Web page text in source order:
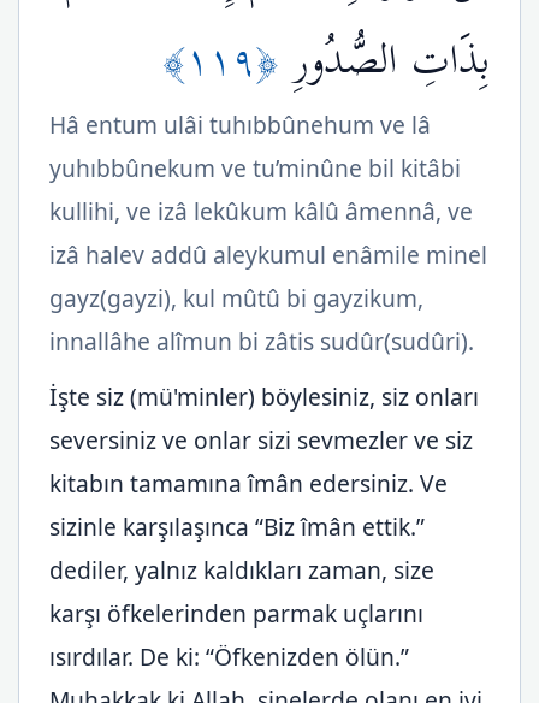
بِذَاتِ الصُّدُورِ﴿١١٩﴾
Hâ entum ulâi tuhıbbûnehum ve lâ
yuhıbbûnekum ve tu’minûne bil kitâbi
kullihi, ve izâ lekûkum kâlû âmennâ, ve
izâ halev addû aleykumul enâmile minel
gayz(gayzi), kul mûtû bi gayzikum,
innallâhe alîmun bi zâtis sudûr(sudûri).
İşte siz (mü'minler) böylesiniz, siz onları
seversiniz ve onlar sizi sevmezler ve siz
kitabın tamamına îmân edersiniz. Ve
sizinle karşılaşınca “Biz îmân ettik.”
dediler, yalnız kaldıkları zaman, size
karşı öfkelerinden parmak uçlarını
ısırdılar. De ki: “Öfkenizden ölün.”